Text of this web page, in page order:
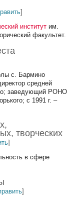
]
институт им.
факультет.
с. Бармино
средней
заведующий РОНО
с 1991 г. –
творческих
]
в сфере
]